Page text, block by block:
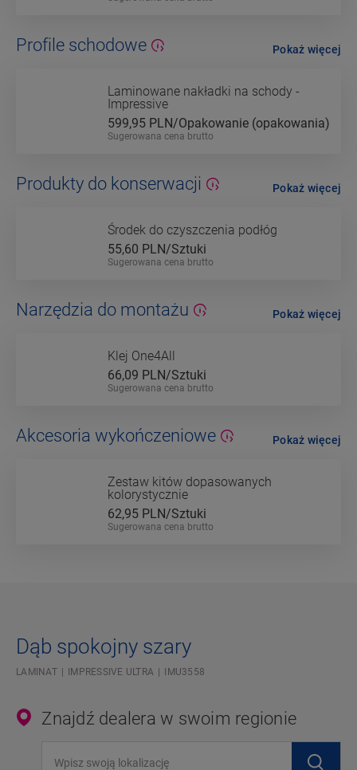
Profile schodowe
Laminowane nakładki na schody -
Impressive
599,95 PLN/Opakowanie (opakowania)
Sugerowana cena brutto
Pokaż więcej
Produkty do konserwacji
Środek do czyszczenia podłóg
55,60 PLN/Sztuki
Sugerowana cena brutto
Pokaż więcej
Narzędzia do montażu
Klej One4All
66,09 PLN/Sztuki
Sugerowana cena brutto
Pokaż więcej
Akcesoria wykończeniowe
Zestaw kitów dopasowanych
kolorystycznie
62,95 PLN/Sztuki
Sugerowana cena brutto
Pokaż więcej
Dąb spokojny szary
LAMINAT IMPRESSIVE ULTRA IMU3558
Znajdź dealera w swoim regionie